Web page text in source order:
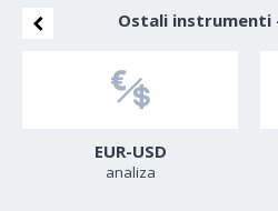
Ostali instrumenti
EUR-USD
analiza